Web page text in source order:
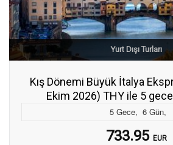
Yurt Dışı Turları
Kış Dönemi Büyük İtalya
Ekim 2026) THY ile 5
5 Gece, 6 Gün,
733.95 EUR